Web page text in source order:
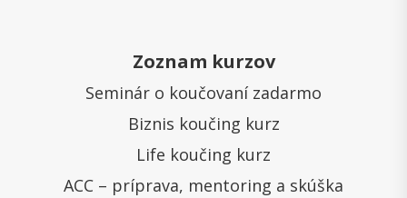
Zoznam kurzov
Seminár o koučovaní zadarmo
Biznis koučing kurz
Life koučing kurz
ACC – príprava, mentoring a skúška